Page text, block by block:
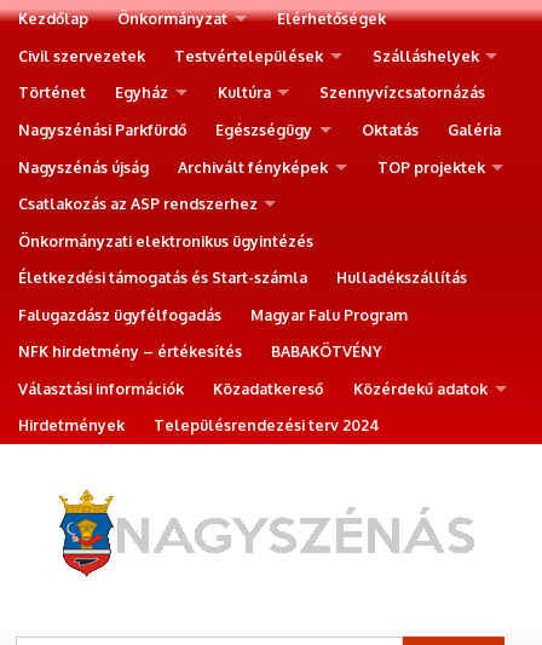
Kezdőlap Önkormányzat
Elérhetőségek
Civil szervezetek
Testvértelepülések
Szálláshelyek
Történet
Egyház Kultúra
Szennyvízcsatornázás
Nagyszénási Parkfürdő
Egészségügy Oktatás
Galéria
Nagyszénás újság
Archivált fényképek
TOP projektek
Csatlakozás az ASP rendszerhez
Önkormányzati elektronikus ügyintézés
Életkezdési támogatás és Start-számla
Hulladékszállítás
Falugazdász ügyfélfogadás
Magyar Falu Program
NFK hirdetmény – értékesítés
BABAKÖTVÉNY
Választási információk
Közadatkereső
Közérdekű adatok
Hirdetmények
Településrendezési terv 2024